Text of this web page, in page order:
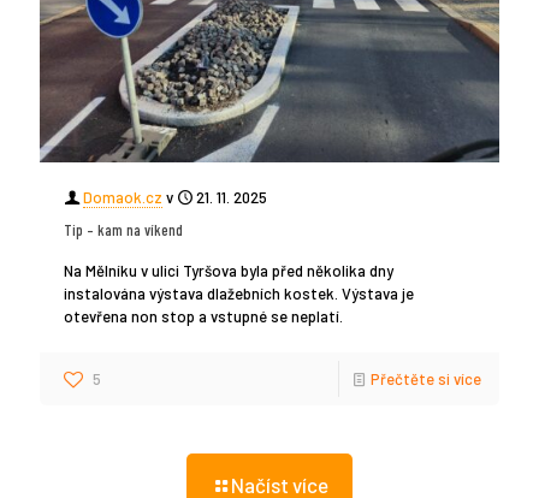
Domaok.cz v
21. 11. 2025
Tip – kam na víkend
Na Mělníku v ulici Tyršova byla před několika dny
instalována výstava dlažebních kostek. Výstava je
otevřena non stop a vstupné se neplatí.
5 Přečtěte si více
Načíst více